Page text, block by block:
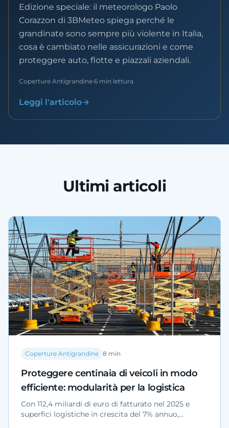
Edizione speciale: il meteorologo Paolo
Corazzon di 3BMeteo spiega perché le
grandinate sono sempre più violente in Italia,
cosa è cambiato nelle assicurazioni e come
proteggere auto, flotte e piazzali aziendali.
Coperture Antigrandine·6 min lettura
Leggi l'articolo
Ultimi articoli
Coperture Antigrandine 8 min
Proteggere centinaia di veicoli in modo
efficiente: modularità per la logistica
Con 112,4 miliardi di euro di fatturato nel 2025 e
superfici logistiche in crescita del 7% annuo,